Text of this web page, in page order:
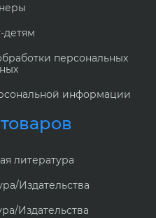
детям
персональных
информации
литература
Издательства
Издательства